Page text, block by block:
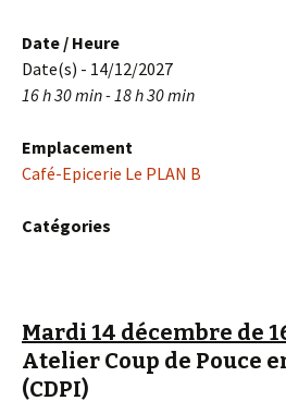
Date / Heure
Date(s) - 14/12/2027
16 h 30 min - 18 h 30 min
Emplacement
Café-Epicerie Le PLAN B
Catégories
Mardi 14 décembre de
Atelier Coup de Pouce
(CDPI)